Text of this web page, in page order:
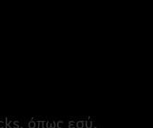
όπως εσύ,